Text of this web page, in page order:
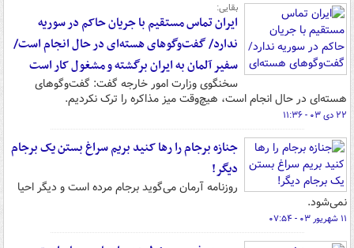
بقایی:
ایران تماس مستقیم با جریان حاکم در سوریه
ندارد/ گفت‌وگوهای هسته‌ای در حال انجام است/
سفیر آلمان به ایران برگشته و مشغول کار است
سخنگوی وزارت امور خارجه گفت: گفت‌وگوهای
هسته‌ای در حال انجام است، هیچ‌وقت میز مذاکره را ترک نکردیم.
۲۲ دی ۰۳ - ۱۱:۳۶
جنازه برجام را رها کنید بریم سراغ بستن یک برجام
دیگر!
روزنامه آرمان می‌گوید برجام مرده است و دیگر احیا
نمی‌شود.
۱۱ شهریور ۰۳ - ۰۷:۵۴